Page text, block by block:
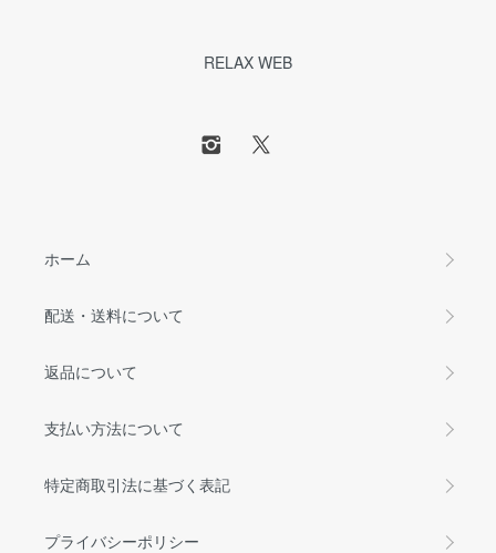
RELAX WEB
ホーム
配送・送料について
返品について
支払い方法について
特定商取引法に基づく表記
プライバシーポリシー